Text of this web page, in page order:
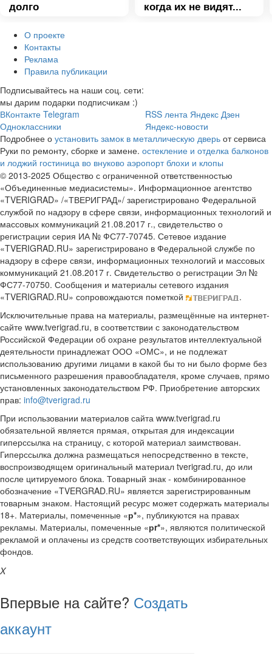
долго
когда их не видят...
О проекте
Контакты
Реклама
Правила публикации
Подписывайтесь на наши соц. сети:
мы дарим подарки подписчикам :)
ВКонтакте Telegram
Одноклассники
RSS лента Яндекс Дзен
Яндекс-новости
Подробнее о установить замок в металлическую дверь от сервиса
Руки по ремонту, сборке и замене. остекление и отделка балконов
и лоджий гостиница во внуково аэропорт блохи и клопы
© 2013-2025 Общество с ограниченной ответственностью
«Объединенные медиасистемы». Информационное агентство
«TVERIGRAD» /«ТВЕРИГРАД»/ зарегистрировано Федеральной
службой по надзору в сфере связи, информационных технологий и
массовых коммуникаций 21.08.2017 г., свидетельство о
регистрации серия ИА № ФС77-70745. Сетевое издание
«TVERIGRAD.RU» зарегистрировано в Федеральной службе по
надзору в сфере связи, информационных технологий и массовых
коммуникаций 21.08.2017 г. Свидетельство о регистрации Эл №
ФС77-70750. Сообщения и материалы сетевого издания
«TVERIGRAD.RU» сопровождаются пометкой
.
Исключительные права на материалы, размещённые на интернет-
сайте www.tverigrad.ru, в соответствии с законодательством
Российской Федерации об охране результатов интеллектуальной
деятельности принадлежат ООО «ОМС», и не подлежат
использованию другими лицами в какой бы то ни было форме без
письменного разрешения правообладателя, кроме случаев, прямо
установленных законодательством РФ. Приобретение авторских
прав: info@tverigrad.ru
При использовании материалов сайта www.tverigrad.ru
обязательной является прямая, открытая для индексации
гиперссылка на страницу, с которой материал заимствован.
Гиперссылка должна размещаться непосредственно в тексте,
воспроизводящем оригинальный материал tverigrad.ru, до или
после цитируемого блока. Товарный знак - комбинированное
обозначение «TVERGRAD.RU» является зарегистрированным
товарным знаком. Настоящий ресурс может содержать материалы
18+. Материалы, помеченные «р*», публикуются на правах
рекламы. Материалы, помеченные «рr*», являются политической
рекламой и оплачены из средств соответствующих избирательных
фондов.
X
Впервые на сайте? Создать
аккаунт